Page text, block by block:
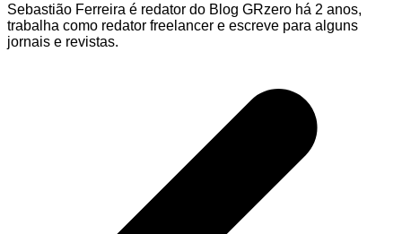
Sebastião Ferreira é redator do Blog GRzero há 2 anos,
trabalha como redator freelancer e escreve para alguns
jornais e revistas.